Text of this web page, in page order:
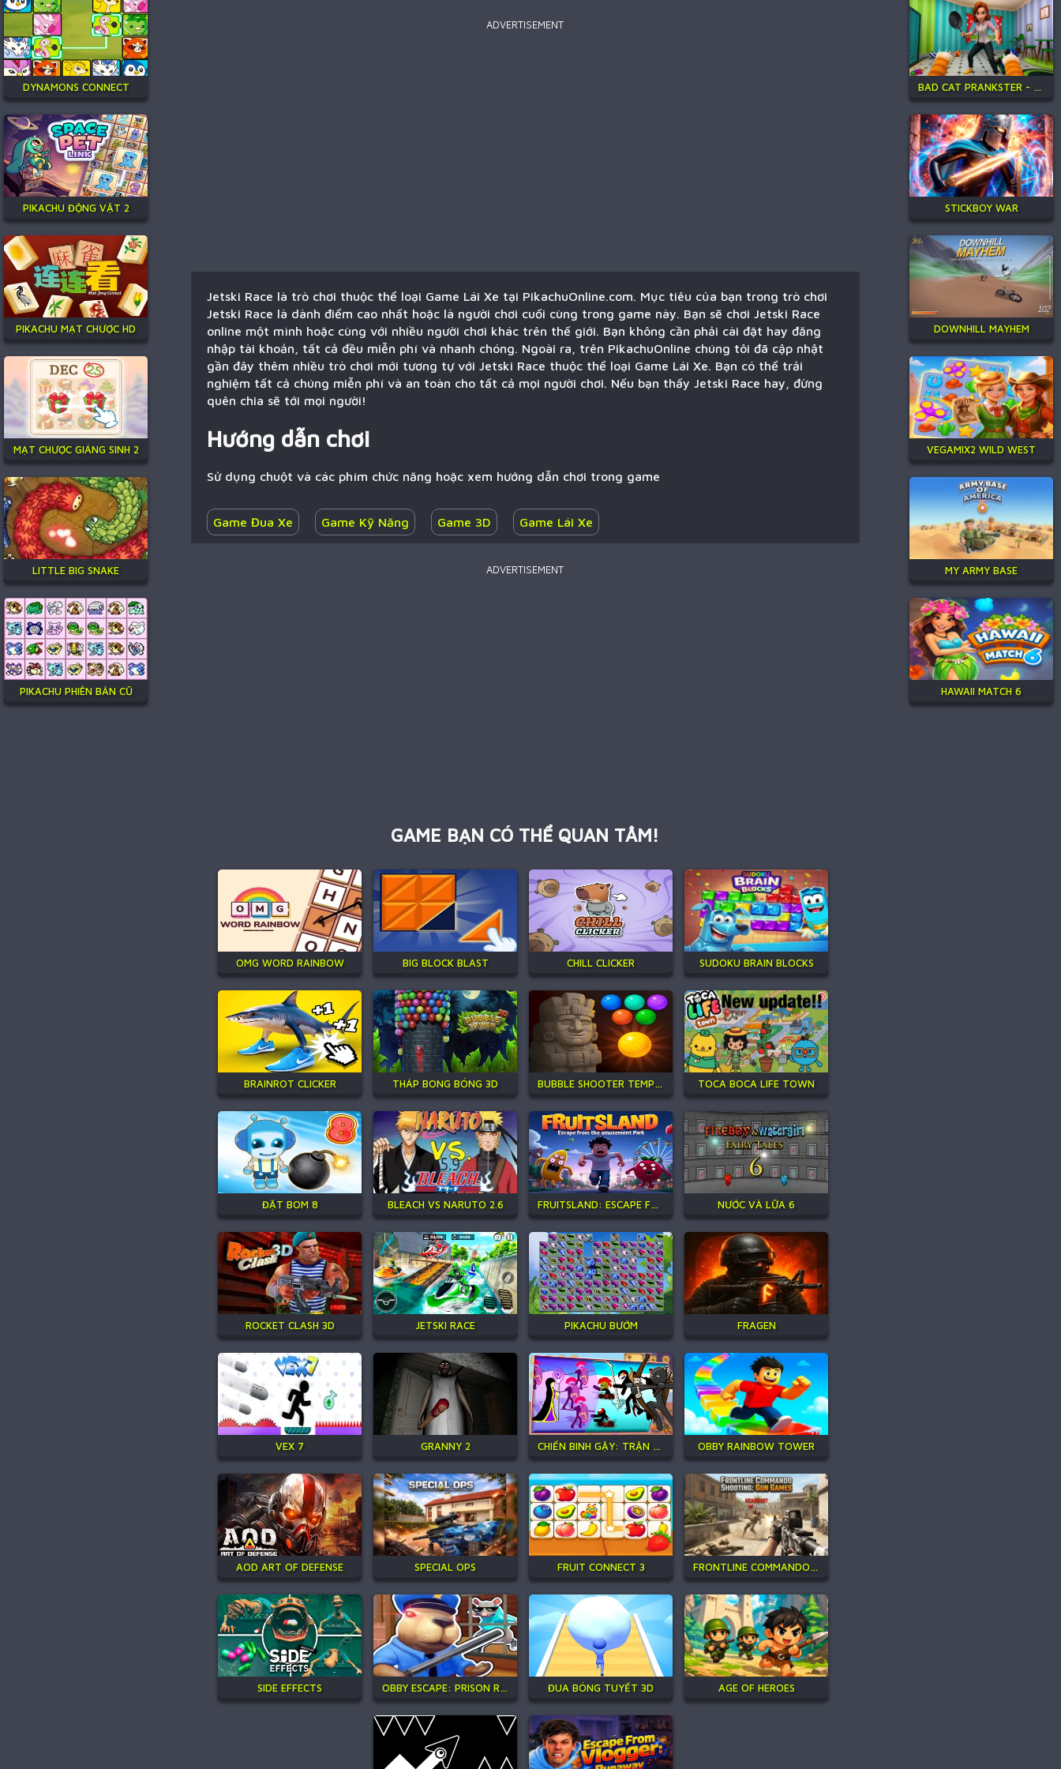
DYNAMONS CONNECT
PIKACHU ĐỘNG VẬT 2
PIKACHU MẠT CHƯỢC HD
MẠT CHƯỢC GIÁNG SINH 2
LITTLE BIG SNAKE
PIKACHU PHIÊN BẢN CŨ
ADVERTISEMENT
Jetski Race là trò chơi thuộc thể loại Game Lái Xe tại PikachuOnline.com. Mục tiêu của bạn trong trò chơi
Jetski Race là dành điểm cao nhất hoặc là người chơi cuối cùng trong game này. Bạn sẽ chơi Jetski Race
online một mình hoặc cùng với nhiều người chơi khác trên thế giới. Bạn không cần phải cài đặt hay đăng
nhập tài khoản, tất cả đều miễn phí và nhanh chóng. Ngoài ra, trên PikachuOnline chúng tôi đã cập nhật
gần đây thêm nhiều trò chơi mới tương tự với Jetski Race thuộc thể loại Game Lái Xe. Bạn có thể trải
nghiệm tất cả chúng miễn phí và an toàn cho tất cả mọi người chơi. Nếu bạn thấy Jetski Race hay, đừng
quên chia sẽ tới mọi người!
Hướng dẫn chơi
Sử dụng chuột và các phím chức năng hoặc xem hướng dẫn chơi trong game
Game Đua Xe Game Kỹ Năng Game 3D Game Lái Xe
ADVERTISEMENT
GAME BẠN CÓ THỂ QUAN TÂM!
OMG WORD RAINBOW BIG BLOCK BLAST CHILL CLICKER SUDOKU BRAIN BLOCKS
BRAINROT CLICKER THÁP BONG BÓNG 3D BUBBLE SHOOTER TEMPLE JEWELS TOCA BOCA LIFE TOWN
ĐẶT BOM 8 BLEACH VS NARUTO 2.6 FRUITSLAND: ESCAPE FROM THE AMUSEMENT PARK NƯỚC VÀ LỮA 6
ROCKET CLASH 3D JETSKI RACE PIKACHU BƯỚM FRAGEN
VEX 7 GRANNY 2 CHIẾN BINH GẬY: TRẬN CHIẾN MỚI OBBY RAINBOW TOWER
AOD ART OF DEFENSE SPECIAL OPS FRUIT CONNECT 3 FRONTLINE COMMANDO SHOOTING
SIDE EFFECTS OBBY ESCAPE: PRISON RAT DANCE ĐUA BÓNG TUYẾT 3D AGE OF HEROES
BAD CAT PRANKSTER - MOM IS RETURN
STICKBOY WAR
DOWNHILL MAYHEM
VEGAMIX2 WILD WEST
MY ARMY BASE
HAWAII MATCH 6